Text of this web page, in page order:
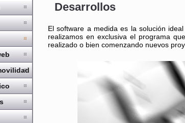
Desarrollos
El software a medida es la solución
realizamos en exclusiva el programa
realizado o bien comenzando nuevos